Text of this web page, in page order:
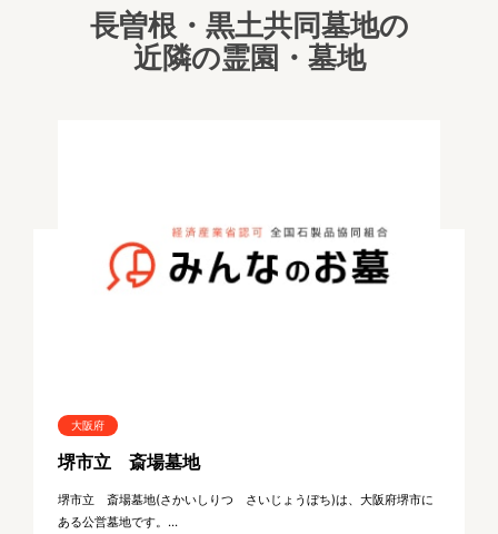
長曽根・黒土共同墓地の
近隣の霊園・墓地
大阪府
堺市立 斎場墓地
堺市立 斎場墓地(さかいしりつ さいじょうぼち)は、大阪府堺市に
ある公営墓地です。...